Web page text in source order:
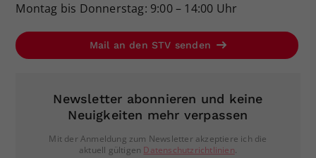
Montag bis Donnerstag: 9:00 – 14:00 Uhr
Mail an den STV senden
Newsletter abonnieren und keine
Neuigkeiten mehr verpassen
Mit der Anmeldung zum Newsletter akzeptiere ich die
aktuell gültigen Datenschutzrichtlinien.